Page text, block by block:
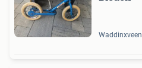
Waddinxveen